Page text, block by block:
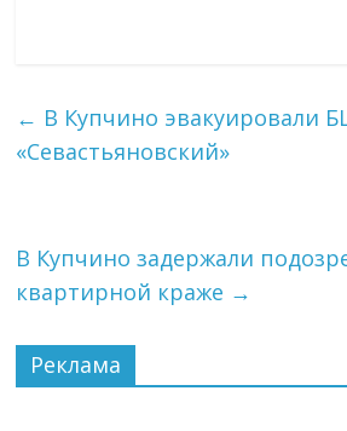
← В Купчино эвакуировали
«Севастьяновский»
В Купчино задержали
квартирной краже →
Реклама